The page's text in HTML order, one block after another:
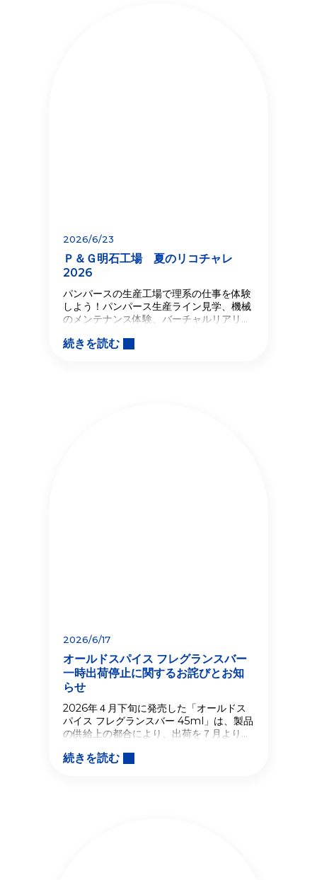
2026/6/23
Ｐ＆Ｇ明石工場 夏のリコチャレ
2026
パンパースの生産工場で理系の仕事を体験
しよう！パンパース生産ライン見学、機械
のメンテナンス体験、バーチャルリアリテ
続きを読む
2026/6/17
オールドスパイス フレグランスバー
一時出荷停止に関するお詫びとお知
らせ
2026年４月下旬に発売した「オールドス
パイス フレグランスバー 45ml」は、製品
の供給上の都合により、出荷を７月より一
続きを読む